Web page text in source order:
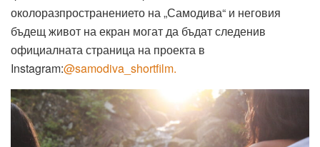
околоразпространението на„Самодива“ и неговия
бъдещживот наекран могатда бъдатследенив
официалнатастраница на проекта в
Instagram:@samodiva_shortfilm.